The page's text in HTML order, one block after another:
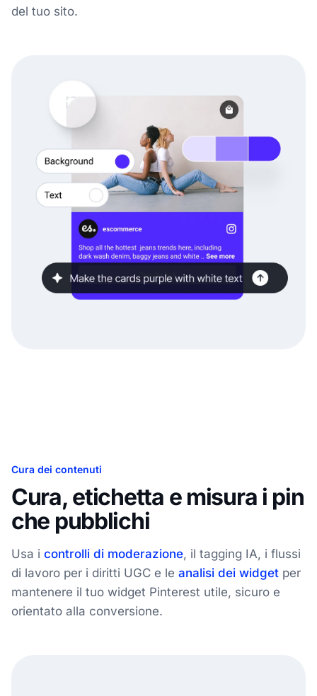
del tuo sito.
Cura dei contenuti
Cura, etichetta e misura i pin
che pubblichi
Usa i controlli di moderazione, il tagging IA, i flussi
di lavoro per i diritti UGC e le analisi dei widget per
mantenere il tuo widget Pinterest utile, sicuro e
orientato alla conversione.